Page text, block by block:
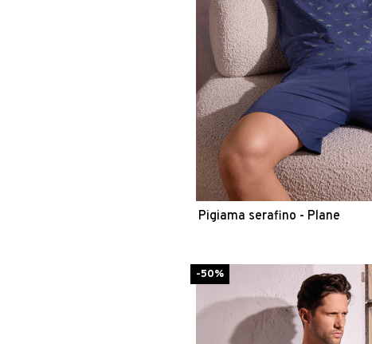
Pigiama serafino - Plane
-50%